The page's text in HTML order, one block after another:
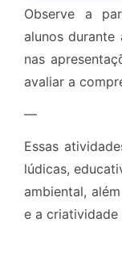
Observe a
alunos durante
nas
avaliar a
—
Essas
lúdicas,
ambiental,
e a criatividade